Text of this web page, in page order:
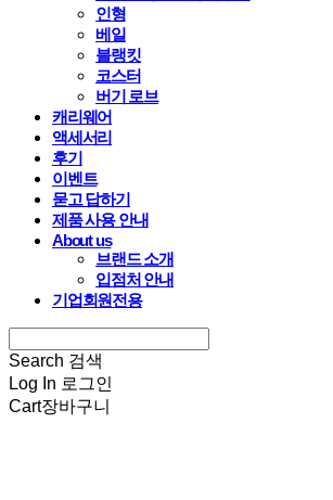
인형
베일
블랭킷
코스터
버기 로브
캐리웨어
액세서리
후기
이벤트
묻고 답하기
제품 사용 안내
About us
브랜드 소개
입점처 안내
기업회원전용
Search 검색
Log In 로그인
Cart장바구니